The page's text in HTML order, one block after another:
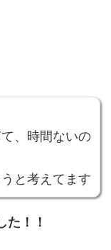
、時間ないの
と考えてます
た！！